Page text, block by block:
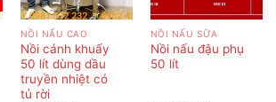
NỒI NẤU CAO
Nồi cánh khuấy
50 lít dùng dầu
truyền nhiệt có
tủ rời
NỒI NẤU SỮA
Nồi nấu đậu phụ
50 lít